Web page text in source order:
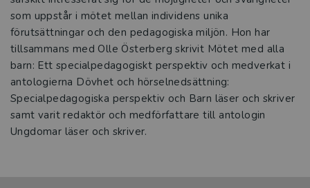
som uppstår i mötet mellan individens unika
förutsättningar och den pedagogiska miljön. Hon har
tillsammans med Olle Österberg skrivit Mötet med alla
barn: Ett specialpedagogiskt perspektiv och medverkat i
antologierna Dövhet och hörselnedsättning:
Specialpedagogiska perspektiv och Barn läser och skriver
samt varit redaktör och medförfattare till antologin
Ungdomar läser och skriver.